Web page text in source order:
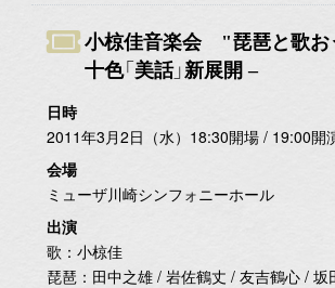
小椋佳音楽会 "琵琶と歌
十色「美話」新展開 –
日時
2011年3月2日（水）18:30開場 / 19:00開
会場
ミューザ川崎シンフォニーホール
出演
歌：小椋佳
琵琶：田中之雄 / 岩佐鶴丈 / 友吉鶴心 / 坂